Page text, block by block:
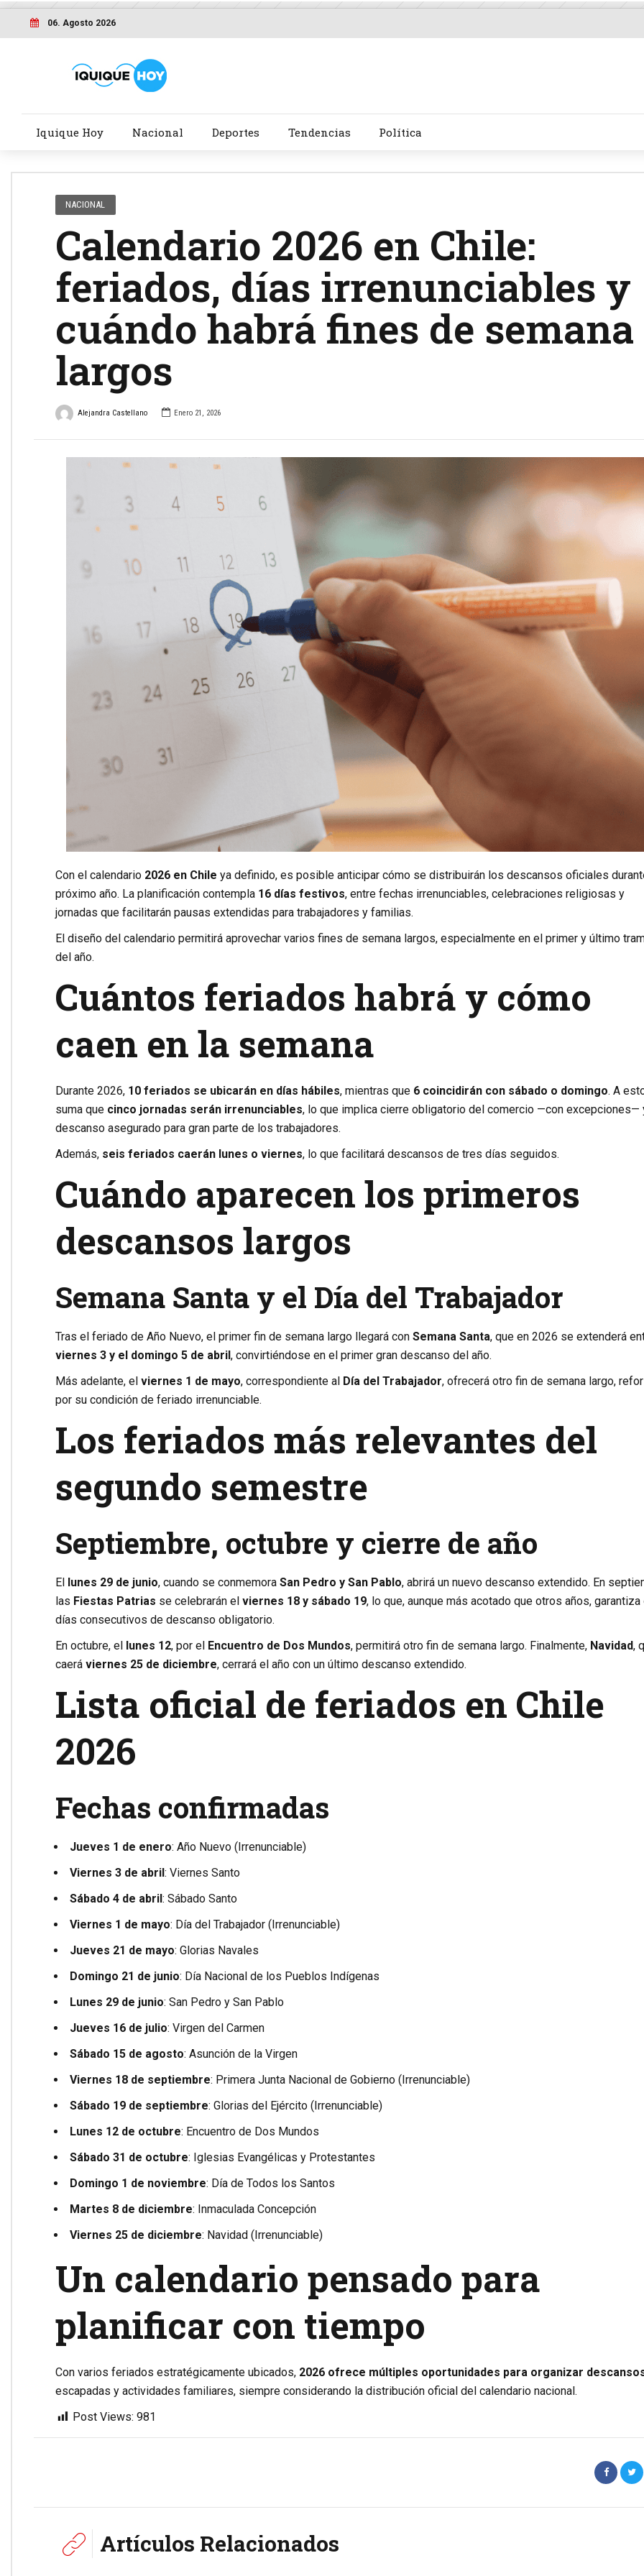
06. Agosto 2026
Iquique Hoy Nacional Deportes Tendencias Política
NACIONAL
Calendario 2026 en Chile:
feriados, días irrenunciables y
cuándo habrá fines de semana
largos
Alejandra Castellano Enero 21, 2026
Con el calendario 2026 en Chile ya definido, es posible anticipar cómo se distribuirán los descansos oficiales
próximo año. La planificación contempla 16 días festivos, entre fechas irrenunciables, celebraciones religiosas y
jornadas que facilitarán pausas extendidas para trabajadores y familias.
El diseño del calendario permitirá aprovechar varios fines de semana largos, especialmente en el primer y último
del año.
Cuántos feriados habrá y cómo
caen en la semana
Durante 2026, 10 feriados se ubicarán en días hábiles, mientras que 6 coincidirán con sábado o domingo. A
suma que cinco jornadas serán irrenunciables, lo que implica cierre obligatorio del comercio —con excepciones—
descanso asegurado para gran parte de los trabajadores.
Además, seis feriados caerán lunes o viernes, lo que facilitará descansos de tres días seguidos.
Cuándo aparecen los primeros
descansos largos
Semana Santa y el Día del Trabajador
Tras el feriado de Año Nuevo, el primer fin de semana largo llegará con Semana Santa, que en 2026 se extenderá
viernes 3 y el domingo 5 de abril, convirtiéndose en el primer gran descanso del año.
Más adelante, el viernes 1 de mayo, correspondiente al Día del Trabajador, ofrecerá otro fin de semana largo,
por su condición de feriado irrenunciable.
Los feriados más relevantes del
segundo semestre
Septiembre, octubre y cierre de año
El lunes 29 de junio, cuando se conmemora San Pedro y San Pablo, abrirá un nuevo descanso extendido. En
las Fiestas Patrias se celebrarán el viernes 18 y sábado 19, lo que, aunque más acotado que otros años,
días consecutivos de descanso obligatorio.
En octubre, el lunes 12, por el Encuentro de Dos Mundos, permitirá otro fin de semana largo. Finalmente, Navidad,
caerá viernes 25 de diciembre, cerrará el año con un último descanso extendido.
Lista oficial de feriados en Chile
2026
Fechas confirmadas
Jueves 1 de enero: Año Nuevo (Irrenunciable)
Viernes 3 de abril: Viernes Santo
Sábado 4 de abril: Sábado Santo
Viernes 1 de mayo: Día del Trabajador (Irrenunciable)
Jueves 21 de mayo: Glorias Navales
Domingo 21 de junio: Día Nacional de los Pueblos Indígenas
Lunes 29 de junio: San Pedro y San Pablo
Jueves 16 de julio: Virgen del Carmen
Sábado 15 de agosto: Asunción de la Virgen
Viernes 18 de septiembre: Primera Junta Nacional de Gobierno (Irrenunciable)
Sábado 19 de septiembre: Glorias del Ejército (Irrenunciable)
Lunes 12 de octubre: Encuentro de Dos Mundos
Sábado 31 de octubre: Iglesias Evangélicas y Protestantes
Domingo 1 de noviembre: Día de Todos los Santos
Martes 8 de diciembre: Inmaculada Concepción
Viernes 25 de diciembre: Navidad (Irrenunciable)
Un calendario pensado para
planificar con tiempo
Con varios feriados estratégicamente ubicados, 2026 ofrece múltiples oportunidades para organizar
escapadas y actividades familiares, siempre considerando la distribución oficial del calendario nacional.
Post Views: 981
Artículos Relacionados